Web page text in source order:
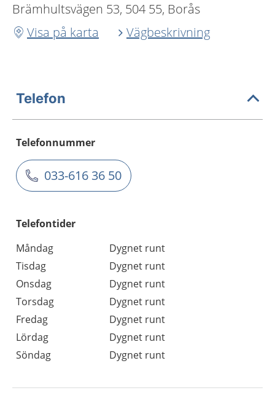
Brämhultsvägen 53, 504 55, Borås
Visa på karta
Vägbeskrivning
Telefon
Telefonnummer
033-616 36 50
Telefontider
Måndag
Dygnet runt
Tisdag
Dygnet runt
Onsdag
Dygnet runt
Torsdag
Dygnet runt
Fredag
Dygnet runt
Lördag
Dygnet runt
Söndag
Dygnet runt